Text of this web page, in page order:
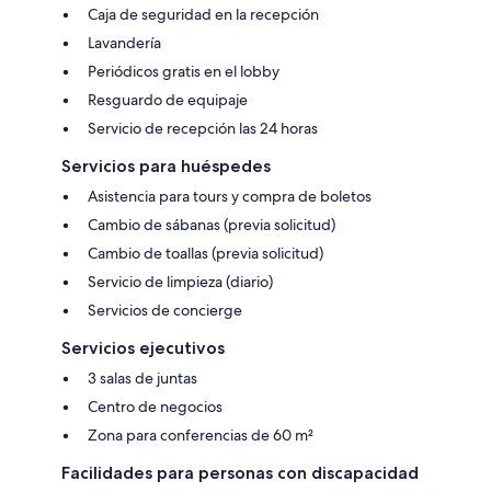
Caja de seguridad en la recepción
Lavandería
Periódicos gratis en el lobby
Resguardo de equipaje
Servicio de recepción las 24 horas
Servicios para huéspedes
Asistencia para tours y compra de boletos
Cambio de sábanas (previa solicitud)
Cambio de toallas (previa solicitud)
Servicio de limpieza (diario)
Servicios de concierge
Servicios ejecutivos
3 salas de juntas
Centro de negocios
Zona para conferencias de 60 m²
Facilidades para personas con discapacidad